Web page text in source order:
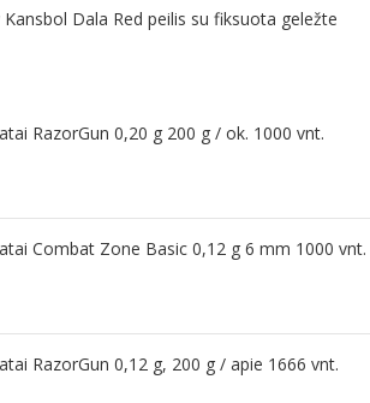
Dala Red peilis su fiksuota geležte
RazorGun 0,20 g 200 g / ok. 1000 vnt.
Combat Zone Basic 0,12 g 6 mm 1000 vnt.
RazorGun 0,12 g, 200 g / apie 1666 vnt.